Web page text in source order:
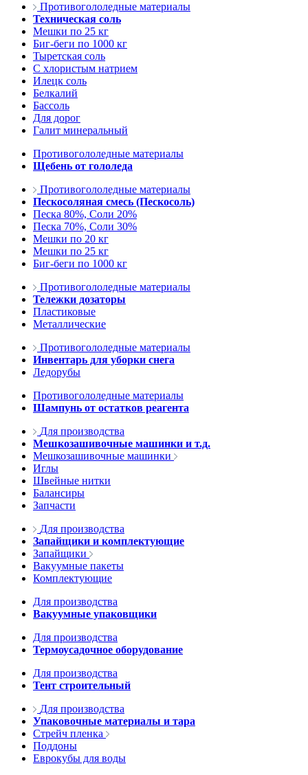
Противогололедные материалы
Техническая соль
Мешки по 25 кг
Биг-беги по 1000 кг
Тыретская соль
С хлористым натрием
Илецк соль
Белкалий
Бассоль
Для дорог
Галит минеральный
Противогололедные материалы
Щебень от гололеда
Противогололедные материалы
Пескосоляная смесь (Пескосоль)
Песка 80%, Соли 20%
Песка 70%, Соли 30%
Мешки по 20 кг
Мешки по 25 кг
Биг-беги по 1000 кг
Противогололедные материалы
Тележки дозаторы
Пластиковые
Металлические
Противогололедные материалы
Инвентарь для уборки снега
Ледорубы
Противогололедные материалы
Шампунь от остатков реагента
Для производства
Мешкозашивочные машинки и т.д.
Мешкозашивочные машинки
Иглы
Швейные нитки
Балансиры
Запчасти
Для производства
Запайщики и комплектующие
Запайщики
Вакуумные пакеты
Комплектующие
Для производства
Вакуумные упаковщики
Для производства
Термоусадочное оборудование
Для производства
Тент строительный
Для производства
Упаковочные материалы и тара
Стрейч пленка
Поддоны
Еврокубы для воды